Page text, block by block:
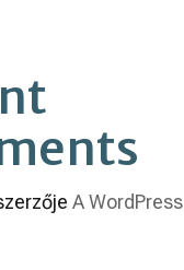
A WordPress